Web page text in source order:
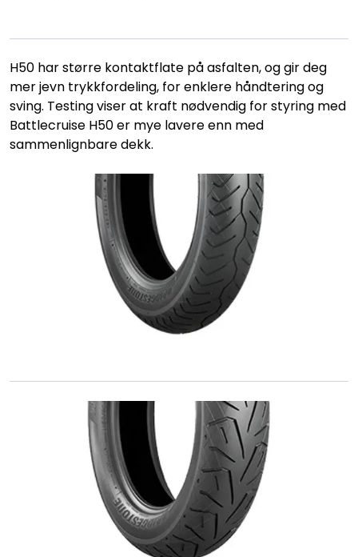
H50 har større kontaktflate på asfalten, og gir deg
mer jevn trykkfordeling, for enklere håndtering og
sving. Testing viser at kraft nødvendig for styring med
Battlecruise H50 er mye lavere enn med
sammenlignbare dekk.